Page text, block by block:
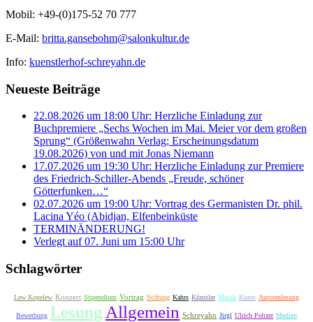
Mobil: +49-(0)175-52 70 777
E-Mail: britta.gansebohm@salonkultur.de
Info: kuenstlerhof-schreyahn.de
Neueste Beiträge
22.08.2026 um 18:00 Uhr: Herzliche Einladung zur
Buchpremiere „Sechs Wochen im Mai. Meier vor dem großen
Sprung“ (Größenwahn Verlag; Erscheinungsdatum
19.08.2026) von und mit Jonas Niemann
17.07.2026 um 19:30 Uhr: Herzliche Einladung zur Premiere
des Friedrich-Schiller-Abends „Freude, schöner
Götterfunken…“
02.07.2026 um 19:00 Uhr: Vortrag des Germanisten Dr. phil.
Lacina Yéo (Abidjan, Elfenbeinküste
TERMINÄNDERUNG!
Verlegt auf 07. Juni um 15:00 Uhr
Schlagwörter
Lew Kopelew Konzert Stipendium Vortrag Stiftung Kahrs Künstler Musik Kunst Autorenlesung
Bewerbung Lesung Allgemein Schreyahn Jirgl Ulrich Peltzer Medien